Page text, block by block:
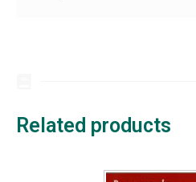
Related products